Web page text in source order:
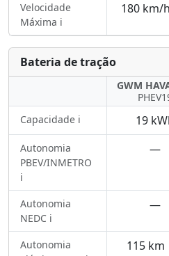
Velocidade
Máxima ℹ️
180 km/h
Bateria de tração
GWM
Capacidade ℹ️
19
Autonomia
PBEV/INMETRO
ℹ️
—
Autonomia
NEDC ℹ️
—
Autonomia
115 km